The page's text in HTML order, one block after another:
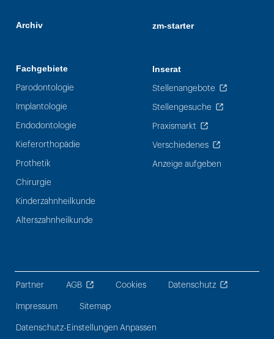
Archiv
Fachgebiete
Parodontologie
Implantologie
Endodontologie
Kieferorthopädie
Prothetik
Chirurgie
Kinderzahnheilkunde
Alterszahnheilkunde
zm-starter
Inserat
Stellenangebote
Stellengesuche
Praxismarkt
Verschiedenes
Anzeige aufgeben
Partner AGB Cookies Datenschutz
Impressum Sitemap
Datenschutz-Einstellungen Anpassen